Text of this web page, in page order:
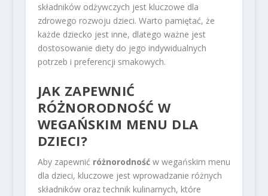
składników odżywczych jest kluczowe dla
zdrowego rozwoju dzieci. Warto pamiętać, że
każde dziecko jest inne, dlatego ważne jest
dostosowanie diety do jego indywidualnych
potrzeb i preferencji smakowych.
JAK ZAPEWNIĆ
RÓŻNORODNOŚĆ W
WEGAŃSKIM MENU DLA
DZIECI?
Aby zapewnić różnorodnośćw wegańskim menu
dla dzieci, kluczowe jest wprowadzanie różnych
składników oraz technik kulinarnych, które